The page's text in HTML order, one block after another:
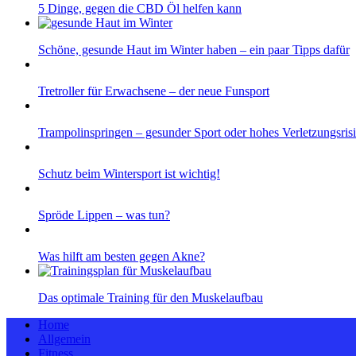
5 Dinge, gegen die CBD Öl helfen kann
Schöne, gesunde Haut im Winter haben – ein paar Tipps dafür
Tretroller für Erwachsene – der neue Funsport
Trampolinspringen – gesunder Sport oder hohes
Schutz beim Wintersport ist wichtig!
Spröde Lippen – was tun?
Was hilft am besten gegen Akne?
Das optimale Training für den Muskelaufbau
Home
Allgemein
Fitness